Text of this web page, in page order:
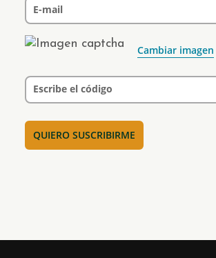
E-mail
Cambiar imagen
Escribe el código